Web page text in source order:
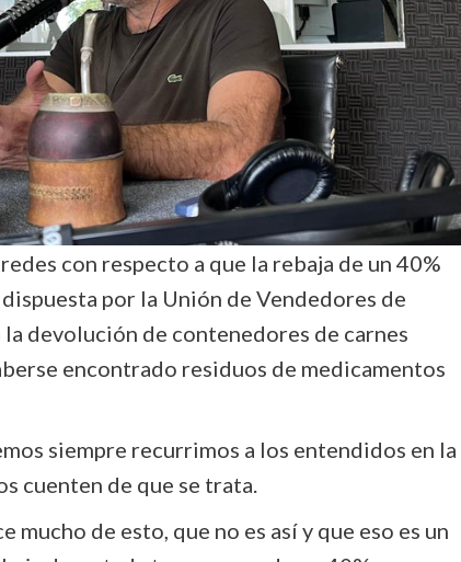
con respecto a que la rebaja de un 40%
por la Unión de Vendedores de
la devolución de contenedores de carnes
encontrado residuos de medicamentos
siempre recurrimos a los entendidos en la
cuenten de que se trata.
mucho de esto, que no es así y que eso es un